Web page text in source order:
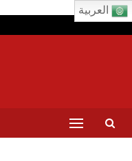
العربية